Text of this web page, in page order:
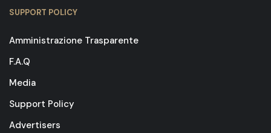
SUPPORT POLICY
Amministrazione Trasparente
F.A.Q
Media
Support Policy
Advertisers